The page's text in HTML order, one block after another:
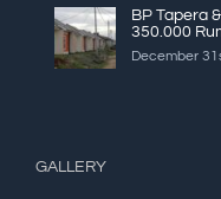
BP Tapera
350.000
December
GALLERY